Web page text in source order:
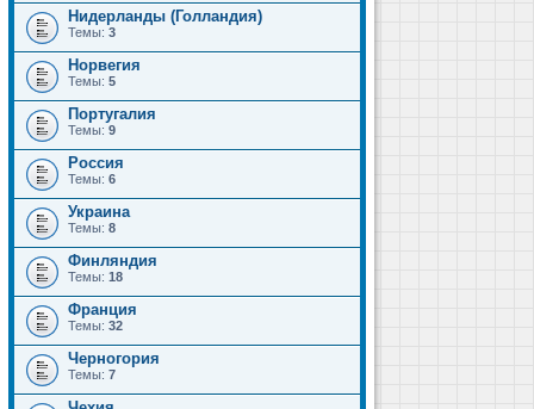
Нидерланды (Голландия)
Темы: 3
Норвегия
Темы: 5
Португалия
Темы: 9
Россия
Темы: 6
Украина
Темы: 8
Финляндия
Темы: 18
Франция
Темы: 32
Черногория
Темы: 7